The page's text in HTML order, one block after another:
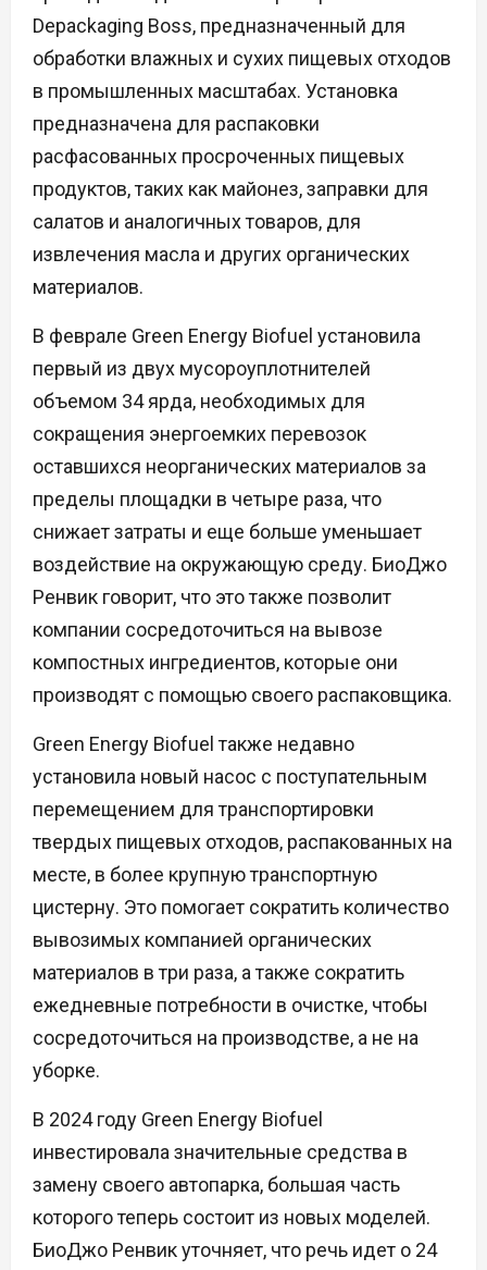
Depackaging Boss, предназначенный для
обработки влажных и сухих пищевых отходов
в промышленных масштабах. Установка
предназначена для распаковки
расфасованных просроченных пищевых
продуктов, таких как майонез, заправки для
салатов и аналогичных товаров, для
извлечения масла и других органических
материалов.
В феврале Green Energy Biofuel установила
первый из двух мусороуплотнителей
объемом 34 ярда, необходимых для
сокращения энергоемких перевозок
оставшихся неорганических материалов за
пределы площадки в четыре раза, что
снижает затраты и еще больше уменьшает
воздействие на окружающую среду. БиоДжо
Ренвик говорит, что это также позволит
компании сосредоточиться на вывозе
компостных ингредиентов, которые они
производят с помощью своего распаковщика.
Green Energy Biofuel также недавно
установила новый насос с поступательным
перемещением для транспортировки
твердых пищевых отходов, распакованных на
месте, в более крупную транспортную
цистерну. Это помогает сократить количество
вывозимых компанией органических
материалов в три раза, а также сократить
ежедневные потребности в очистке, чтобы
сосредоточиться на производстве, а не на
уборке.
В 2024 году Green Energy Biofuel
инвестировала значительные средства в
замену своего автопарка, большая часть
которого теперь состоит из новых моделей.
БиоДжо Ренвик уточняет, что речь идет о 24